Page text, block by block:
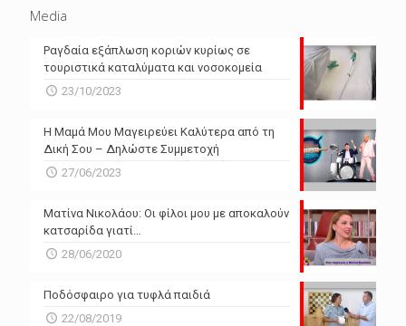
Media
Ραγδαία εξάπλωση κοριών κυρίως σε
τουριστικά καταλύματα και νοσοκομεία
23/10/2023
Η Μαμά Μου Μαγειρεύει Καλύτερα από τη
Δική Σου – Δηλώστε Συμμετοχή
27/06/2023
Ματίνα Νικολάου: Οι φίλοι μου με αποκαλούν
κατσαρίδα γιατί…
28/06/2020
Ποδόσφαιρο για τυφλά παιδιά
22/08/2019